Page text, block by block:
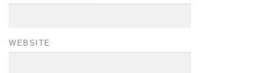
WEBSITE